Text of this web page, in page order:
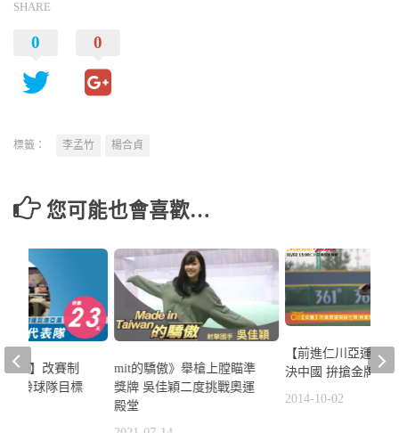
SHARE
0 0
標籤： 李孟竹 楊合貞
您可能也會喜歡…
mit的驕傲》舉槍上膛瞄準
獎牌 吳佳穎二度挑戰奧運
殿堂
【前進仁川亞運】
決中國 拚搶金牌戰
2014-10-02
天】改賽制
保齡球隊目標